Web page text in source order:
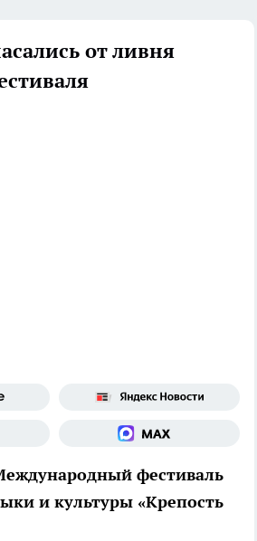
от ливня
фестиваль
и культуры «Крепость